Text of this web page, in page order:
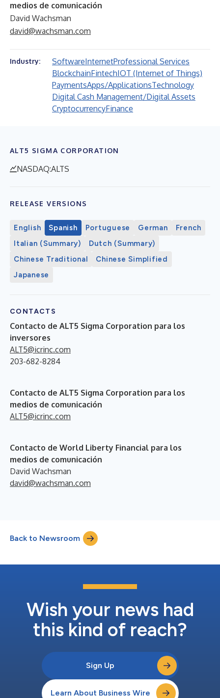
medios de comunicación
David Wachsman
david@wachsman.com
Industry: SoftwareInternetProfessional Services
BlockchainFintechIOT (Internet of Things)
PaymentsApps/ApplicationsTechnology
Digital Cash Management/Digital Assets
CryptocurrencyFinance
ALT5 SIGMA CORPORATION
NASDAQ:ALTS
RELEASE VERSIONS
English Spanish Portuguese German
French
Italian (Summary)
Dutch (Summary)
Chinese Traditional
Chinese Simplified
Japanese
CONTACTS
Contacto de ALT5 Sigma Corporation para los
inversores
ALT5@icrinc.com
203-682-8284
Contacto de ALT5 Sigma Corporation para los
medios de comunicación
ALT5@icrinc.com
Contacto de World Liberty Financial para los
medios de comunicación
David Wachsman
david@wachsman.com
Back to Newsroom
Wish your news had
this kind of reach?
Sign Up
Learn About Business Wire